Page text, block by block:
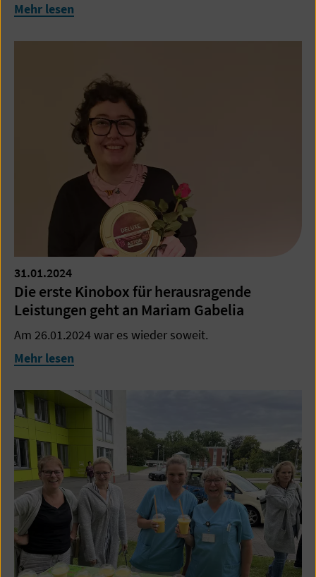
Mehr lesen
31.01.2024
Die erste Kinobox für herausragende
Leistungen geht an Mariam Gabelia
Am 26.01.2024 war es wieder soweit.
Mehr lesen